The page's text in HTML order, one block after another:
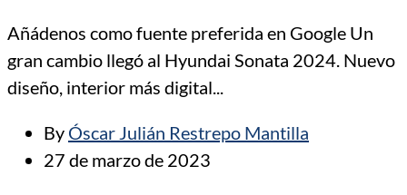
Añádenos como fuente preferida en Google Un
gran cambio llegó al Hyundai Sonata 2024. Nuevo
diseño, interior más digital...
By Óscar Julián Restrepo Mantilla
27 de marzo de 2023